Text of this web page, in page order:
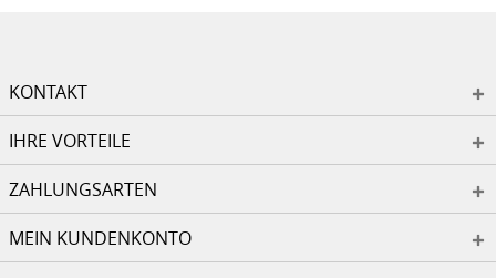
KONTAKT
IHRE VORTEILE
ZAHLUNGSARTEN
MEIN KUNDENKONTO